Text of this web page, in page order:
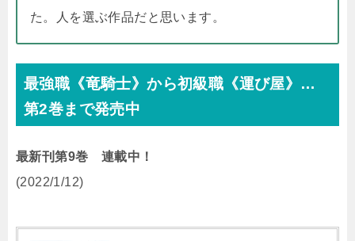
た。人を選ぶ作品だと思います。
最強職《竜騎士》から初級職《運び屋》…
第2巻まで発売中
最新刊第9巻 連載中！
(2022/1/12)